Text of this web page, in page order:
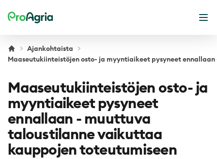
ProAgria
Ajankohtaista
Maaseutukiinteistöjen osto- ja myyntiaikeet pysyneet
Maaseutukiinteistöjen osto- ja
myyntiaikeet pysyneet
ennallaan - muuttuva
taloustilanne vaikuttaa
kauppojen toteutumiseen